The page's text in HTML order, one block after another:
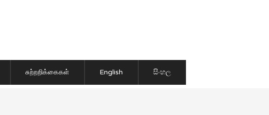
சுற்றறிக்கைகள் English සිංහල